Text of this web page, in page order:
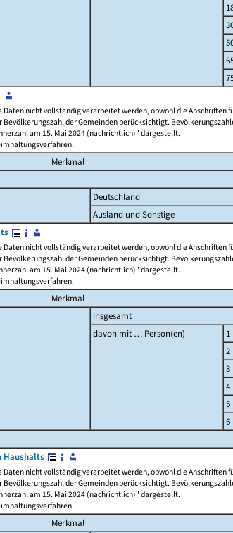
nicht vollständig verarbeitet werden, obwohl die Anschriften
der Gemeinden berücksichtigt.
am 15. Mai 2024 (nachrichtlich)" dargestellt.
Merkmal
Deutschland
Ausland und Sonstige
nicht vollständig verarbeitet werden, obwohl die Anschriften
der Gemeinden berücksichtigt.
am 15. Mai 2024 (nachrichtlich)" dargestellt.
Merkmal
insgesamt
davon mit … Person(en)
1
2
3
4
5
6
Haushalts
nicht vollständig verarbeitet werden, obwohl die Anschriften
der Gemeinden berücksichtigt.
am 15. Mai 2024 (nachrichtlich)" dargestellt.
Merkmal